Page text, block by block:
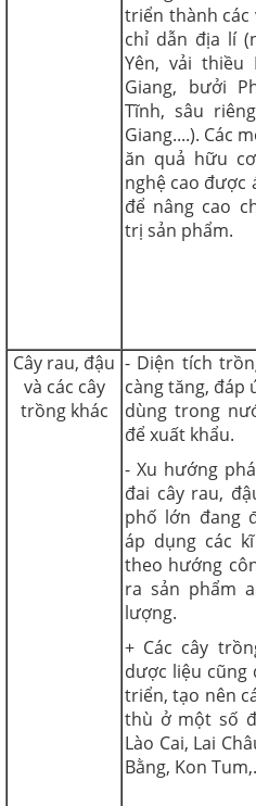
triển thành các
chỉ dẫn địa lí
Yên, vải thiều
Giang, bưởi
Tĩnh, sâu
Giang....). Các
ăn quả hữu
nghệ cao được
để nâng cao
trị sản phẩm.
Cây rau, đậu
và các cây
trồng khác
- Diện tích
càng tăng, đáp
dùng trong
để xuất khẩu.
- Xu hướng
đai cây rau,
phố lớn đang
áp dụng các
theo hướng
ra sản phẩm
lượng.
+ Các cây
dược liệu cũng
triển, tạo nên
thù ở một số
Lào Cai, Lai
Bằng, Kon